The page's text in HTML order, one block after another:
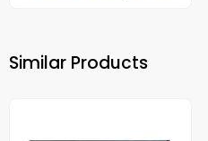
Similar Products